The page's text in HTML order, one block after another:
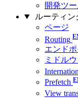
開発ツ
ルーティ
ページ
Routing
エンドポ
ミドル
Prefetch
View